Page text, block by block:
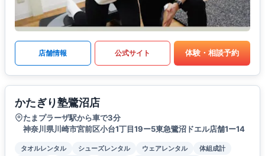
店舗情報 公式サイト 体験・相談予約
かたぎり塾鷺沼店
たまプラーザ駅から車で3分
神奈川県川崎市宮前区小台1丁目19ー5東急鷺沼ドエル店舗1ー14
タオルレンタル シューズレンタル ウェアレンタル
体組成計